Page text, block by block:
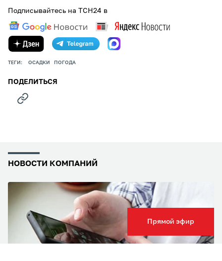
Прямой эфир
Подписывайтесь на ТСН24 в
ТЕГИ: ОСАДКИ ПОГОДА
ПОДЕЛИТЬСЯ
НОВОСТИ КОМПАНИЙ